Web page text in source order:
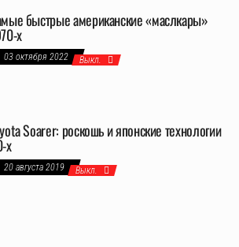
быстрые американские «маслкары»
х
03 октября 2022 Выкл.
Soarer: роскошь и японские технологии
х
20 августа 2019 Выкл.